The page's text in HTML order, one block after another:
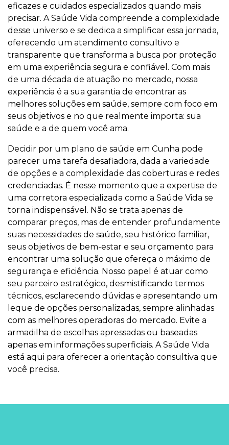
eficazes e cuidados especializados quando mais
precisar. A Saúde Vida compreende a complexidade
desse universo e se dedica a simplificar essa jornada,
oferecendo um atendimento consultivo e
transparente que transforma a busca por proteção
em uma experiência segura e confiável. Com mais
de uma década de atuação no mercado, nossa
experiência é a sua garantia de encontrar as
melhores soluções em saúde, sempre com foco em
seus objetivos e no que realmente importa: sua
saúde e a de quem você ama.
Decidir por um plano de saúde em Cunha pode
parecer uma tarefa desafiadora, dada a variedade
de opções e a complexidade das coberturas e redes
credenciadas. É nesse momento que a expertise de
uma corretora especializada como a Saúde Vida se
torna indispensável. Não se trata apenas de
comparar preços, mas de entender profundamente
suas necessidades de saúde, seu histórico familiar,
seus objetivos de bem-estar e seu orçamento para
encontrar uma solução que ofereça o máximo de
segurança e eficiência. Nosso papel é atuar como
seu parceiro estratégico, desmistificando termos
técnicos, esclarecendo dúvidas e apresentando um
leque de opções personalizadas, sempre alinhadas
com as melhores operadoras do mercado. Evite a
armadilha de escolhas apressadas ou baseadas
apenas em informações superficiais. A Saúde Vida
está aqui para oferecer a orientação consultiva que
você precisa.